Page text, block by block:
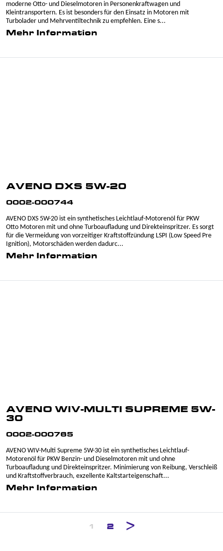
moderne Otto- und Dieselmotoren in Personenkraftwagen und
Kleintransportern. Es ist besonders für den Einsatz in Motoren mit
Turbolader und Mehrventiltechnik zu empfehlen. Eine s...
Mehr Information
AVENO DXS 5W-20
0002-000744
AVENO DXS 5W-20 ist ein synthetisches Leichtlauf-Motorenöl für PKW
Otto Motoren mit und ohne Turboaufladung und Direkteinspritzer. Es sorgt
für die Vermeidung von vorzeitiger Kraftstoffzündung LSPI (Low Speed Pre
Ignition), Motorschäden werden dadurc...
Mehr Information
AVENO WIV-MULTI SUPREME 5W-
30
0002-000765
AVENO WIV-Multi Supreme 5W-30 ist ein synthetisches Leichtlauf-
Motorenöl für PKW Benzin- und Dieselmotoren mit und ohne
Turboaufladung und Direkteinspritzer. Minimierung von Reibung, Verschleiß
und Kraftstoffverbrauch, exzellente Kaltstarteigenschaft...
Mehr Information
1 2